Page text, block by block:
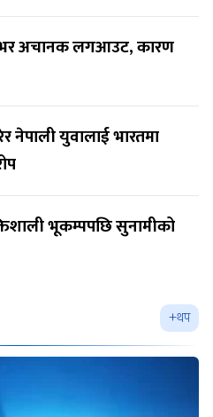
अचानक लगआउट, कारण
नेपाली युवालाई भारतमा
भूकम्पपछि सुनामीको
+थप